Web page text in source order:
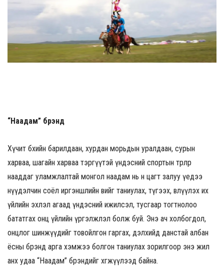
“Наадам” брэнд
Хүчит бөхийн барилдаан, хурдан морьдын уралдаан, сурын
харваа, шагайн харваа тэргүүтэй үндэсний спортын төрлөөр
нааддаг уламжлалтай монгол наадам нь өнөө цагт залуу үедээ
нүүдэлчин соёл иргэншлийн өвийг таниулах, түгээх, өвлүүлэх их
үйлийн эхлэл агаад үндэсний ижилсэл, тусгаар тогтнолоо
бататгах онц үйлийн үргэлжлэл болж буй. Энэ ач холбогдол,
онцлог шинжүүдийг товойлгон гаргах, дэлхийд данстай албан
ёсны брэнд арга хэмжээ болгон таниулах зорилгоор энэ жил
анх удаа “Наадам” брэндийг хөгжүүлээд байна.